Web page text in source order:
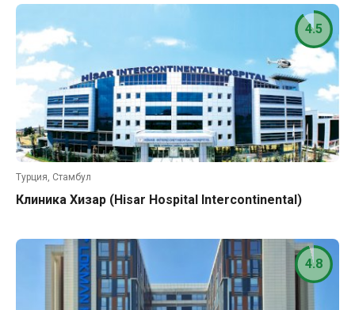
Турция, Стамбул
Клиника Хизар (Hisar Hospital Intercontinental)
4.5
4.8